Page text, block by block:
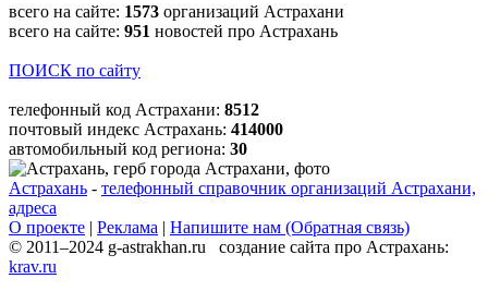
всего на сайте: 1573 организаций Астрахани
всего на сайте: 951 новостей про Астрахань
ПОИСК по сайту
телефонный код Астрахани: 8512
почтовый индекс Астрахань: 414000
автомобильный код региона: 30
Астрахань - телефонный справочник организаций Астрахани,
адреса
О проекте | Реклама | Напишите нам (Обратная связь)
© 2011–2024 g-astrakhan.ru создание сайта про Астрахань:
krav.ru